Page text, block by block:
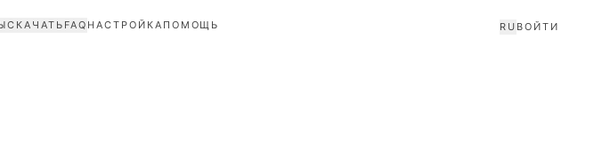
СКАЧАТЬ FAQ НАСТРОЙКА ПОМОЩЬ RU ВОЙТИ